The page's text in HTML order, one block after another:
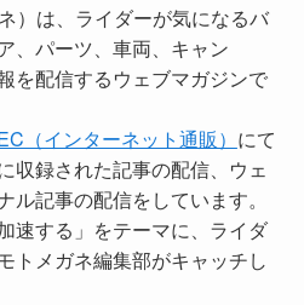
）は、ライダーが気になるバ
、パーツ、車両、キャン
を配信するウェブマガジンで
（インターネット通販） にて
収録された記事の配信、ウェ
記事の配信をしています。
速する」をテーマに、ライダ
トメガネ編集部がキャッチし